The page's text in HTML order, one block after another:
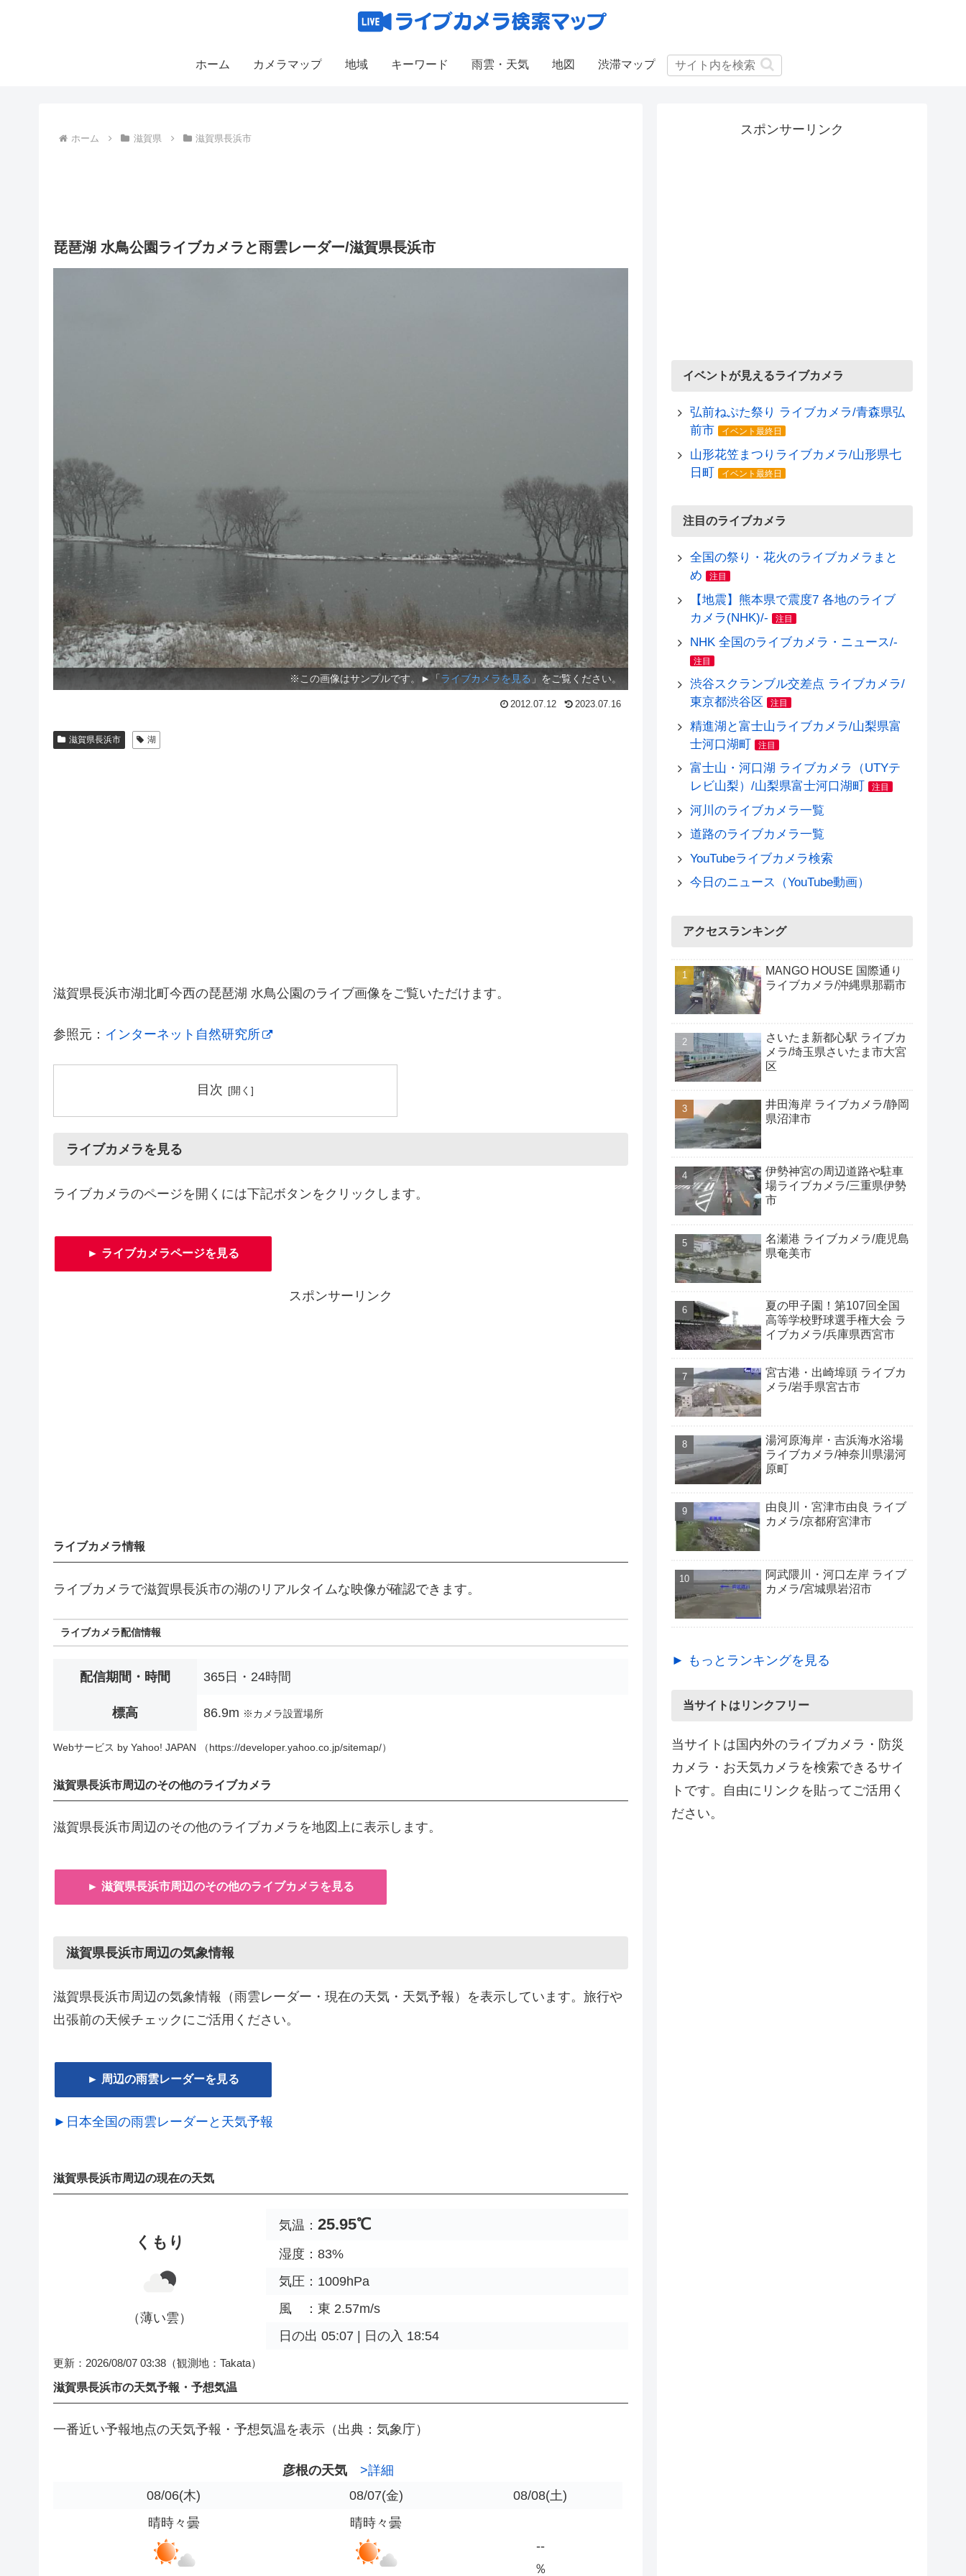
ホーム カメラマップ 地域 キーワード 雨雲・天気 地図 渋滞マップ
ホーム 滋賀県 滋賀県長浜市
琵琶湖 水鳥公園ライブカメラと雨雲レーダー/滋賀県長浜市
※この画像はサンプルです。►「 ライブカメラを見る 」をご覧ください。
2012.07.12 2023.07.16
滋賀県長浜市 湖
滋賀県長浜市湖北町今西の琵琶湖 水鳥公園のライブ画像をご覧いただけます。
参照元： インターネット自然研究所
目次
ライブカメラを見る
ライブカメラのページを開くには下記ボタンをクリックします。
► ライブカメラページを見る
スポンサーリンク
ライブカメラ情報
ライブカメラで滋賀県長浜市の湖のリアルタイムな映像が確認できます。
ライブカメラ配信情報
配信期間・時間 365日・24時間
標高 86.9m ※カメラ設置場所
Webサービス by Yahoo! JAPAN （https://developer.yahoo.co.jp/sitemap/）
滋賀県長浜市周辺のその他のライブカメラ
滋賀県長浜市周辺のその他のライブカメラを地図上に表示します。
► 滋賀県長浜市周辺のその他のライブカメラを見る
滋賀県長浜市周辺の気象情報
滋賀県長浜市周辺の気象情報（雨雲レーダー・現在の天気・天気予報）を表示しています。旅行や
出張前の天候チェックにご活用ください。
► 周辺の雨雲レーダーを見る
►日本全国の雨雲レーダーと天気予報
滋賀県長浜市周辺の現在の天気
くもり
（薄い雲）
気温： 25.95℃
湿度：83%
気圧：1009hPa
風 ：東 2.57m/s
日の出 05:07 | 日の入 18:54
更新：2026/08/07 03:38 （観測地：Takata）
滋賀県長浜市の天気予報・予想気温
一番近い予報地点の天気予報・予想気温を表示（出典：気象庁）
彦根の天気
>詳細
08/06(木) 08/07(金) 08/08(土)
晴時々曇
晴時々曇
--
％
スポンサーリンク
イベントが見えるライブカメラ
弘前ねぷた祭り ライブカメラ/青森県弘
前市
イベント最終日
山形花笠まつりライブカメラ/山形県七
日町
イベント最終日
注目のライブカメラ
全国の祭り・花火のライブカメラまと
め
注目
【地震】熊本県で震度7 各地のライブ
カメラ(NHK)/-
注目
NHK 全国のライブカメラ・ニュース/-
注目
渋谷スクランブル交差点 ライブカメラ/
東京都渋谷区
注目
精進湖と富士山ライブカメラ/山梨県富
士河口湖町
注目
富士山・河口湖 ライブカメラ（UTYテ
レビ山梨）/山梨県富士河口湖町
注目
河川のライブカメラ一覧
道路のライブカメラ一覧
YouTubeライブカメラ検索
今日のニュース（YouTube動画）
アクセスランキング
MANGO HOUSE 国際通り
ライブカメラ/沖縄県那覇市
さいたま新都心駅 ライブカ
メラ/埼玉県さいたま市大宮
区
井田海岸 ライブカメラ/静岡
県沼津市
伊勢神宮の周辺道路や駐車
場ライブカメラ/三重県伊勢
市
名瀬港 ライブカメラ/鹿児島
県奄美市
夏の甲子園！第107回全国
高等学校野球選手権大会 ラ
イブカメラ/兵庫県西宮市
宮古港・出崎埠頭 ライブカ
メラ/岩手県宮古市
湯河原海岸・吉浜海水浴場
ライブカメラ/神奈川県湯河
原町
由良川・宮津市由良 ライブ
カメラ/京都府宮津市
阿武隈川・河口左岸 ライブ
カメラ/宮城県岩沼市
► もっとランキングを見る
当サイトはリンクフリー
当サイトは国内外のライブカメラ・防災
カメラ・お天気カメラを検索できるサイ
トです。自由にリンクを貼ってご活用く
ださい。